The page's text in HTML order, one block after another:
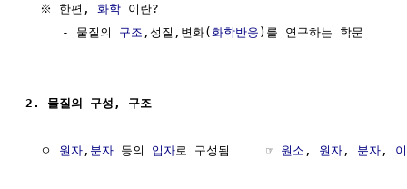
  ※ 한편,
화학 이란?
     - 물질의
구조 ,성질,변화( 화학반응 )를 연구하는 학문
2. 물질의 구성, 구조
  ㅇ
원자 , 분자 등의 입자로 구성됨     ☞ 원소 , 원자 , 분자 ,